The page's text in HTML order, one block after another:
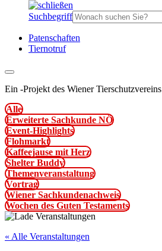
Suchbegriff
Patenschaften
Tiernotruf
Ein -Projekt des Wiener Tierschutzvereins
Alle
Erweiterte Sachkunde NÖ
Event-Highlights
Flohmarkt
Kaffeejause mit Herz
Shelter Buddy
Themenveranstaltung
Vortrag
Wiener Sachkundenachweis
Wochen des Guten Testaments
« Alle Veranstaltungen